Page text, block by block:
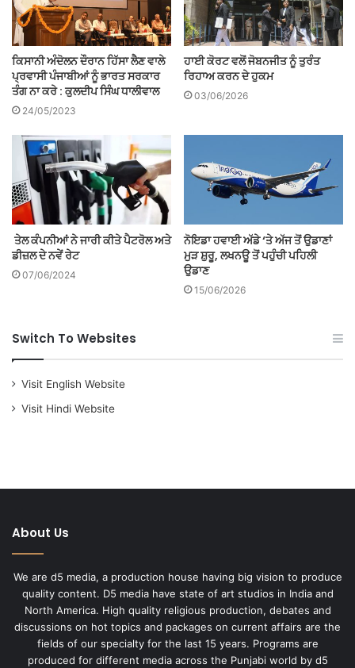
ਕਿਸਾਨੀ ਅੰਦੋਲਨ ਦੌਰਾਨ ਹਿੱਸਾ ਲੈਣ ਵਾਲੇ
ਪ੍ਰਵਾਸੀ ਪੰਜਾਬੀਆਂ ਨੂੰ ਭਾਰਤ ਸਰਕਾਰ
ਤੰਗ ਨਾ ਕਰੇ : ਕੁਲਦੀਪ ਸਿੰਘ ਧਾਲੀਵਾਲ
24/05/2023
ਹਾਈ ਕੋਰਟ ਵਲੋਂ ਜੋਬਨਜੀਤ ਨੂੰ ਤੁਰੰਤ
ਰਿਹਾਅ ਕਰਨ ਦੇ ਹੁਕਮ
03/06/2026
ਤੇਲ ਕੰਪਨੀਆਂ ਨੇ ਜਾਰੀ ਕੀਤੇ ਪੈਟਰੋਲ ਅਤੇ
ਡੀਜ਼ਲ ਦੇ ਨਵੇਂ ਰੇਟ
07/06/2024
ਨੋਇਡਾ ਹਵਾਈ ਅੱਡੇ ‘ਤੇ ਅੱਜ ਤੋਂ ਉਡਾਣਾਂ
ਮੁੜ ਸ਼ੁਰੂ, ਲਖਨਊ ਤੋਂ ਪਹੁੰਚੀ ਪਹਿਲੀ
ਉਡਾਣ
15/06/2026
Switch To Websites
Visit English Website
Visit Hindi Website
About Us
We are d5 media, a production house having big vision to produce
quality content. D5 media have state of art studios in India and
North America. High quality religious production, debates and
discussions on hot topics and packages on current affairs are the
fields of our specialty for the last 15 years. Programs are
produced for different media across the Punjabi world by d5